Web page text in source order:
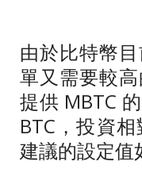
由於比特幣
單又需要較
提供 MBTC
BTC ，投資
建議的設定值